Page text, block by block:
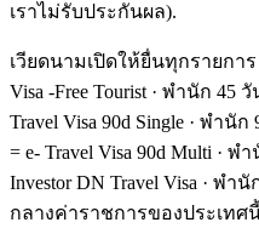
เราไม่รับประกันผล).
เวียดนามเปิดให้ยื่นทุกรายกา
Visa -Free Tourist · พำนัก 45
Travel Visa 90d Single · พำนั
= e- Travel Visa 90d Multi ·
Investor DN Travel Visa · พำ
กลางค่าราชการของประเทศ